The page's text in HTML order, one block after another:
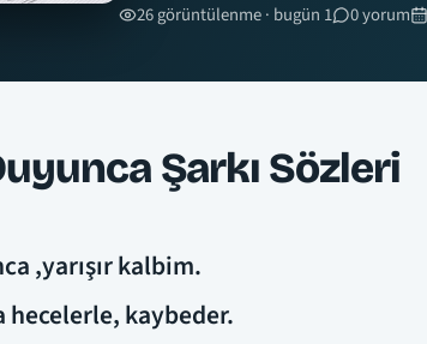
26 görüntülenme · bugün 1 0 yorum
Şarkı Sözleri
,yarışır kalbim.
hecelerle, kaybeder.